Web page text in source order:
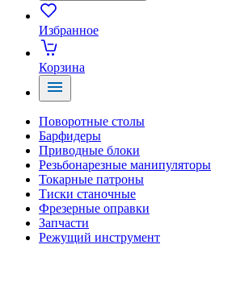
Избранное
Корзина
Поворотные столы
Барфидеры
Приводные блоки
Резьбонарезные манипуляторы
Токарные патроны
Тиски станочные
Фрезерные оправки
Запчасти
Режущий инструмент